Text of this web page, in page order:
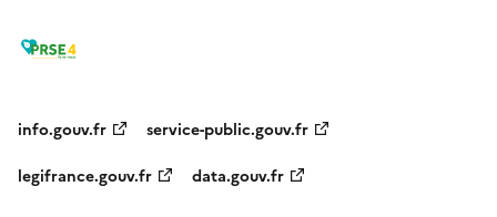
info.gouv.fr
service-public.gouv.fr
legifrance.gouv.fr
data.gouv.fr